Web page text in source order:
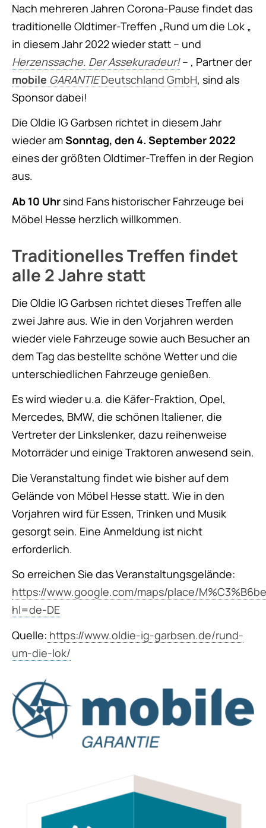
Nach mehreren Jahren Corona-Pause findet das
traditionelle Oldtimer-Treffen „Rund um die Lok „
in diesem Jahr 2022 wieder statt – und
Herzenssache. Der Assekuradeur!– , Partner der
mobile GARANTIEDeutschland GmbH, sind als
Sponsor dabei!
Die Oldie IG Garbsen richtet in diesem Jahr
wieder amSonntag, den 4. September 2022
eines der größten Oldtimer-Treffen in der Region
aus.
Ab 10 Uhrsind Fans historischer Fahrzeuge bei
Möbel Hesse herzlich willkommen.
Traditionelles Treffen findet
alle 2 Jahre statt
Die Oldie IG Garbsen richtet dieses Treffen alle
zwei Jahre aus. Wie in den Vorjahren werden
wieder viele Fahrzeuge sowie auch Besucher an
dem Tag das bestellte schöne Wetter und die
unterschiedlichen Fahrzeuge genießen.
Es wird wieder u.a. die Käfer-Fraktion, Opel,
Mercedes, BMW, die schönen Italiener, die
Vertreter der Linkslenker, dazu reihenweise
Motorräder und einige Traktoren anwesend sein.
Die Veranstaltung findet wie bisher auf dem
Gelände von Möbel Hesse statt. Wie in den
Vorjahren wird für Essen, Trinken und Musik
gesorgt sein. Eine Anmeldung ist nicht
erforderlich.
So erreichen Sie das Veranstaltungsgelände:
https://www.google.com/maps/place/
hl=de-DE
Quelle: https://www.oldie-ig-garbsen.de/rund-
um-die-lok/